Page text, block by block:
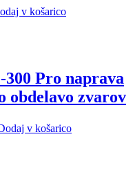
v košarico
Pro naprava
obdelavo zvarov
v košarico